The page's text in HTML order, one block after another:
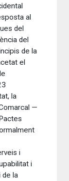
al
del
del
de la
el
la
—
i
i
de la